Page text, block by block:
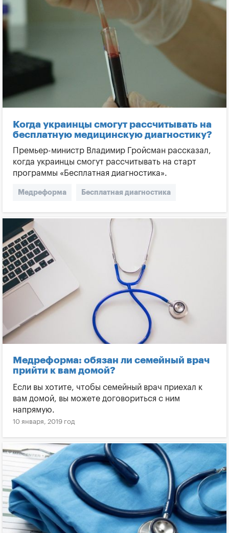
Когда украинцы смогут рассчитывать на
бесплатную медицинскую диагностику?
Премьер-министр Владимир Гройсман рассказал,
когда украинцы смогут рассчитывать на старт
программы «Бесплатная диагностика».
Медреформа Бесплатная диагностика
Анализы
Медреформа: обязан ли семейный врач
прийти к вам домой?
Если вы хотите, чтобы семейный врач приехал к
вам домой, вы можете договориться с ним
напрямую.
10 января, 2019 год